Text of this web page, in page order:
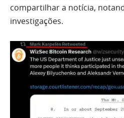
compartilhar a notícia,
investigações.